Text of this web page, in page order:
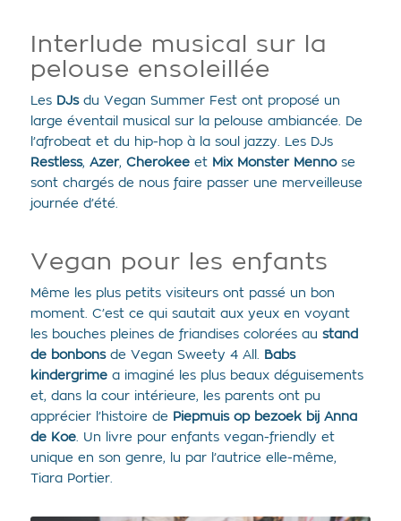
Interlude musical sur la
pelouse ensoleillée
Les DJs du Vegan Summer Fest ont proposé un
large éventail musical sur la pelouse ambiancée. De
l’afrobeat et du hip-hop à la soul jazzy. Les DJs
Restless, Azer, Cherokee et Mix Monster Menno se
sont chargés de nous faire passer une merveilleuse
journée d’été.
Vegan pour les enfants
Même les plus petits visiteurs ont passé un bon
moment. C’est ce qui sautait aux yeux en voyant
les bouches pleines de friandises colorées au stand
de bonbonsde Vegan Sweety 4 All.
Babs
kindergrime a imaginé les plus beaux déguisements
et, dans la cour intérieure, les parents ont pu
apprécier l’histoire de Piepmuis op bezoek bij Anna
de Koe. Un livre pour enfants vegan-friendly et
unique en son genre, lu par l’autrice elle-même,
Tiara Portier.